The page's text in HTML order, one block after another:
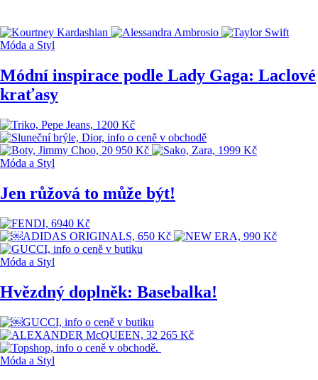
Móda a Styl
Módní inspirace podle Lady Gaga: Laclové
kraťasy
Móda a Styl
Jen růžová to může být!
Móda a Styl
Hvězdný doplněk: Basebalka!
Móda a Styl